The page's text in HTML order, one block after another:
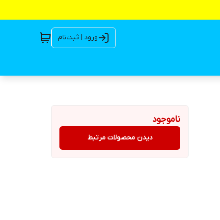
ورود | ثبت‌نام
ناموجود
دیدن محصولات مرتبط